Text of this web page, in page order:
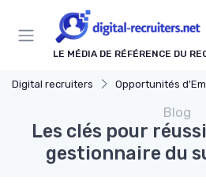
LE MÉDIA DE RÉFÉRENCE DU
Digital recruiters Opportunités d'Emploi
Blog
Les clés pour
gestionnaire du
Panneau de gestion des cookies